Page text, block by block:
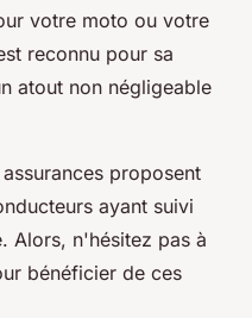
votre moto ou votre
reconnu pour sa
atout non négligeable
proposent
ayant suivi
Alors, n'hésitez pas à
bénéficier de ces